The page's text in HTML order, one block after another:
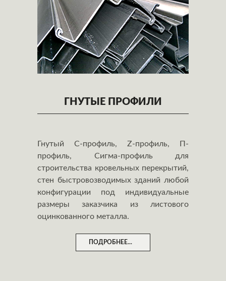
ГНУТЫЕ ПРОФИЛИ
Гнутый С-профиль, Z-профиль, П-
профиль, Сигма-профиль для
строительства кровельных перекрытий,
стен быстровозводимых зданий любой
конфигурации под индивидуальные
размеры заказчика из листового
оцинкованного металла.
ПОДРОБНЕЕ...